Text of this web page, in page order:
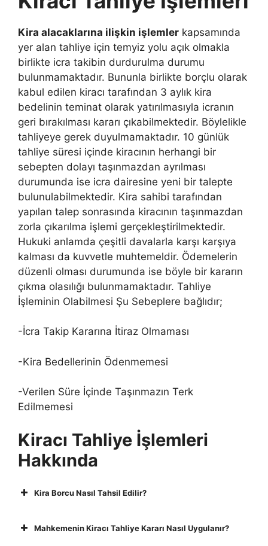
Kira alacaklarına ilişkin işlemler kapsamında
yer alan tahliye için temyiz yolu açık olmakla
birlikte icra takibin durdurulma durumu
bulunmamaktadır. Bununla birlikte borçlu olarak
kabul edilen kiracı tarafından 3 aylık kira
bedelinin teminat olarak yatırılmasıyla icranın
geri bırakılması kararı çıkabilmektedir. Böylelikle
tahliyeye gerek duyulmamaktadır. 10 günlük
tahliye süresi içinde kiracının herhangi bir
sebepten dolayı taşınmazdan ayrılması
durumunda ise icra dairesine yeni bir talepte
bulunulabilmektedir. Kira sahibi tarafından
yapılan talep sonrasında kiracının taşınmazdan
zorla çıkarılma işlemi gerçekleştirilmektedir.
Hukuki anlamda çeşitli davalarla karşı karşıya
kalması da kuvvetle muhtemeldir. Ödemelerin
düzenli olması durumunda ise böyle bir kararın
çıkma olasılığı bulunmamaktadır. Tahliye
İşleminin Olabilmesi Şu Sebeplere bağlıdır;
-İcra Takip Kararına İtiraz Olmaması
-Kira Bedellerinin Ödenmemesi
-Verilen Süre İçinde Taşınmazın Terk
Edilmemesi
Kiracı Tahliye İşlemleri
Hakkında
Kira Borcu Nasıl Tahsil Edilir?
Mahkemenin Kiracı Tahliye Kararı Nasıl Uygulanır?